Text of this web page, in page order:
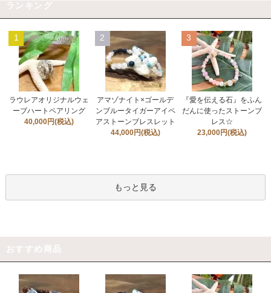
ランキング
1
ラウレアオリジナルウェ
ーブハートペアリング
40,000円(税込)
2
アマゾナイト×ゴールデ
ンブルータイガーアイペ
アストーンブレスレット
44,000円(税込)
3
『愛を伝える石』をふん
だんに使ったストーンブ
レス☆
23,000円(税込)
もっと見る
おすすめ商品